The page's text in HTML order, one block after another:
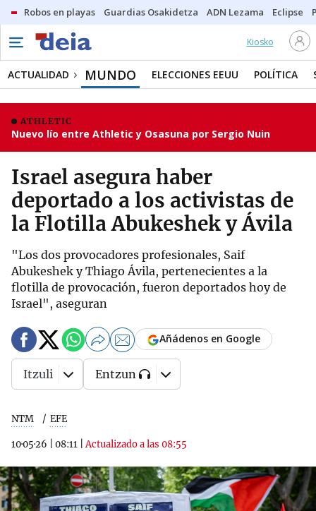
Robos en playas Guardias Osakidetza ADN Lezama Eclipse
Kiosko
ACTUALIDAD MUNDO ELECCIONES EEUU POLÍTICA
ATHLETIC
Nuevo lío entre Athletic y Osasuna por Sergio Nuin
Israel asegura haber
deportado a los activistas de
la Flotilla Abukeshek y Ávila
"Los dos provocadores profesionales, Saif
Abukeshek y Thiago Ávila, pertenecientes a la
flotilla de provocación, fueron deportados hoy de
Israel", aseguran
NTM EFE
10·05·26 08:11 |Actualizado a las 08:55
Añádenos en Google
Itzuli Entzun